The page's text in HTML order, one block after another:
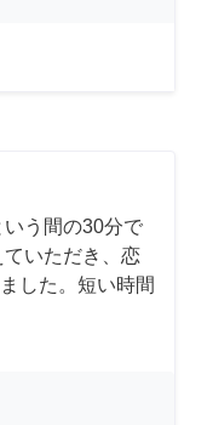
う間の30分で
いただき、恋
した。短い時間